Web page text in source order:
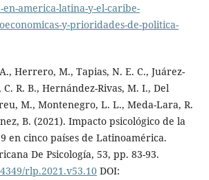
en-america-latina-y-el-caribe-
y-prioridades-de-politica-
Herrero, M., Tapias, N. E. C., Juárez-
C. R. B., Hernández-Rivas, M. I., Del
M., Montenegro, L. L., Meda-Lara, R.
B. (2021). Impacto psicológico de la
en cinco países de Latinoamérica.
De Psicología, 53, pp. 83-93.
rlp.2021.v53.10DOI: